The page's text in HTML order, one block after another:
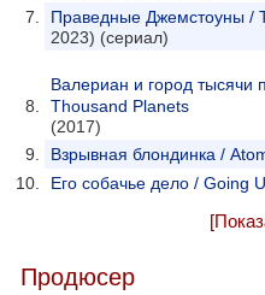
Праведные Джемстоуны /
2023) (сериал)
Валериан и город тысячи
Thousand Planets
(2017)
Взрывная блондинка /
Его собачье дело / Going
Продюсер